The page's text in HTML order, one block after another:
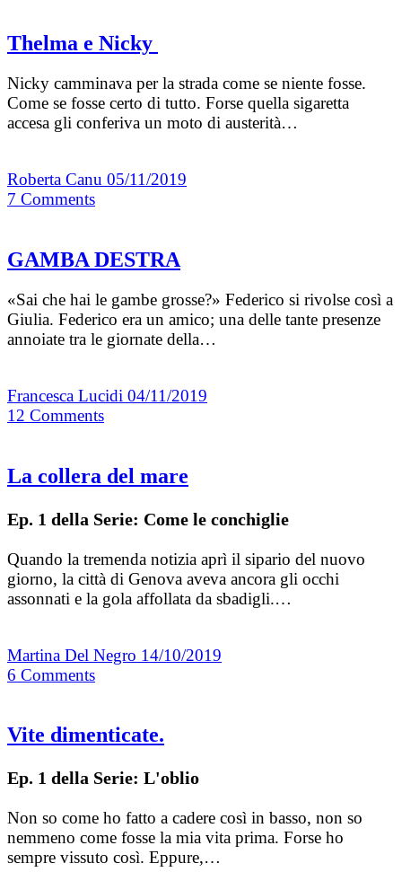
Thelma e Nicky
Nicky camminava per la strada come se niente fosse.
Come se fosse certo di tutto. Forse quella sigaretta
accesa gli conferiva un moto di austerità…
Roberta Canu 05/11/2019
7 Comments
GAMBA DESTRA
«Sai che hai le gambe grosse?» Federico si rivolse così a
Giulia. Federico era un amico; una delle tante presenze
annoiate tra le giornate della…
Francesca Lucidi 04/11/2019
12 Comments
La collera del mare
Ep. 1 della Serie: Come le conchiglie
Quando la tremenda notizia aprì il sipario del nuovo
giorno, la città di Genova aveva ancora gli occhi
assonnati e la gola affollata da sbadigli.…
Martina Del Negro 14/10/2019
6 Comments
Vite dimenticate.
Ep. 1 della Serie: L'oblio
Non so come ho fatto a cadere così in basso, non so
nemmeno come fosse la mia vita prima. Forse ho
sempre vissuto così. Eppure,…